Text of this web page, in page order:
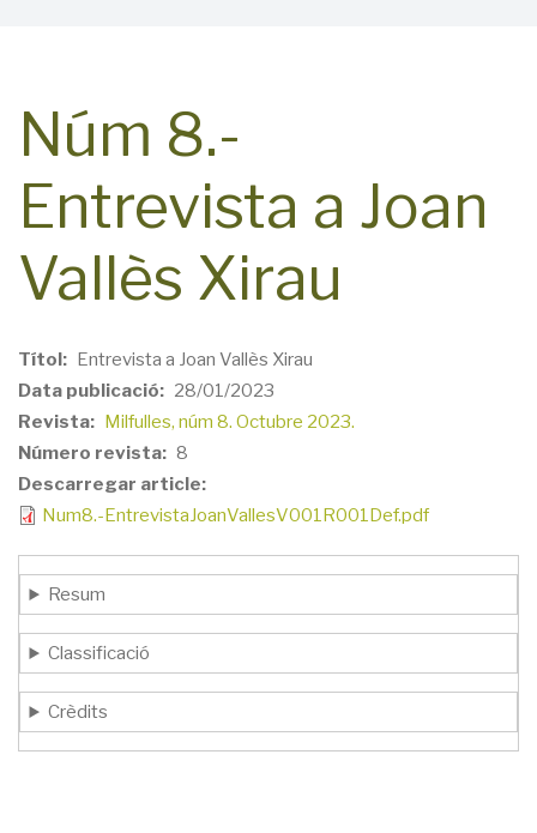
Núm 8.-
Entrevista a Joan
Vallès Xirau
Títol
Entrevista a Joan Vallès Xirau
Data publicació
28/01/2023
Revista
Milfulles, núm 8. Octubre 2023.
Número revista
8
Descarregar article
Num8.-EntrevistaJoanVallesV001R001Def.pdf
Resum
Classificació
Crèdits